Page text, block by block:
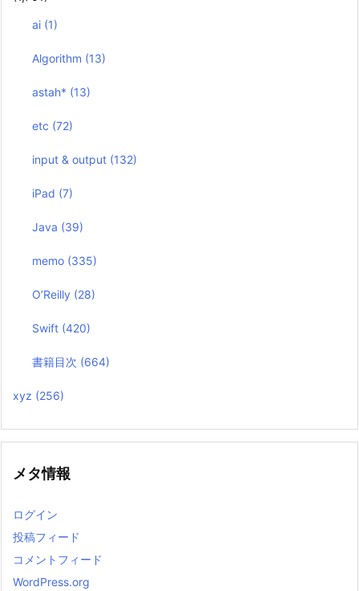
ai (1)
Algorithm (13)
astah* (13)
etc (72)
input & output (132)
iPad (7)
Java (39)
memo (335)
O’Reilly (28)
Swift (420)
書籍目次 (664)
xyz (256)
メタ情報
ログイン
投稿フィード
コメントフィード
WordPress.org